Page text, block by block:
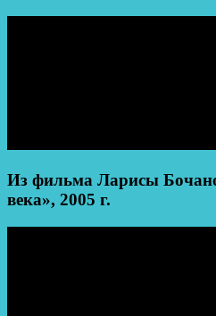
Из фильма Ларисы
века», 2005 г.